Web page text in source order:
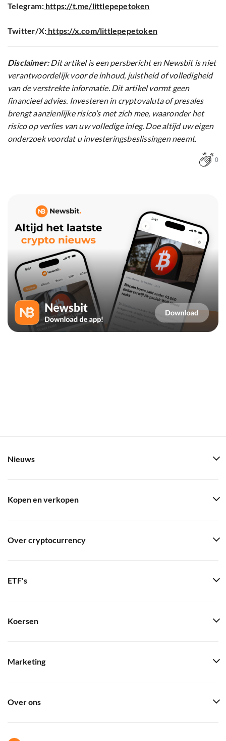
Telegram:https://t.me/littlepepetoken
Twitter/X: https://x.com/littlepepetoken
Disclaimer:Dit artikel is een persbericht en Newsbit is niet
verantwoordelijk voor de inhoud, juistheid of volledigheid
van de verstrekte informatie. Dit artikel vormt geen
financieel advies. Investeren in cryptovaluta of presales
brengt aanzienlijke risico’s met zich mee, waaronder het
risico op verlies van uw volledige inleg. Doe altijd uw eigen
onderzoek voordat u investeringsbeslissingen neemt.
0
Nieuws
Kopen en verkopen
Over cryptocurrency
ETF's
Koersen
Marketing
Over ons